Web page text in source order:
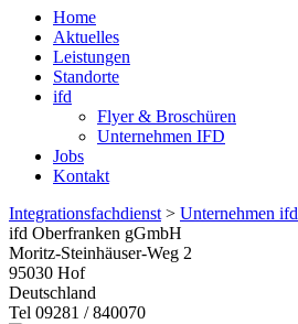
Home
Aktuelles
Leistungen
Standorte
ifd
Flyer & Broschüren
Unternehmen IFD
Jobs
Kontakt
Integrationsfachdienst > Unternehmen ifd
ifd Oberfranken gGmbH
Moritz-Steinhäuser-Weg 2
95030 Hof
Deutschland
Tel 09281 / 840070